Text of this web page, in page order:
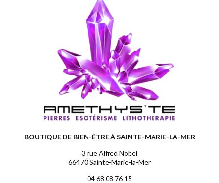
BOUTIQUE DE BIEN-ÊTRE À SAINTE-MARIE-LA-MER
3 rue Alfred Nobel
66470 Sainte-Marie-la-Mer
04 68 08 76 15